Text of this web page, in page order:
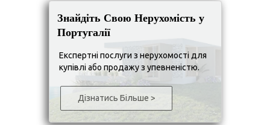
Експертні послуги з нерухомості для
купівлі або продажу з упевненістю.
Знайдіть Свою Нерухомість у
Португалії
Дізнатись Більше >